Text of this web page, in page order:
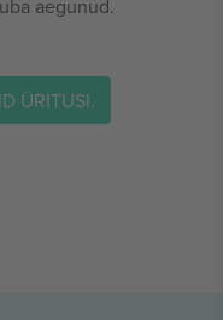
aegunud.
ÜRITUSI.